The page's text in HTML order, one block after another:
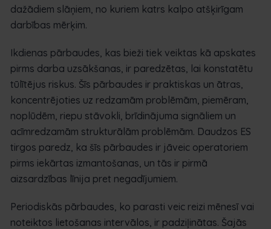
dažādiem slāņiem, no kuriem katrs kalpo atšķirīgam
darbības mērķim.
Ikdienas pārbaudes, kas bieži tiek veiktas kā apskates
pirms darba uzsākšanas, ir paredzētas, lai konstatētu
tūlītējus riskus. Šīs pārbaudes ir praktiskas un ātras,
koncentrējoties uz redzamām problēmām, piemēram,
noplūdēm, riepu stāvokli, brīdinājuma signāliem un
acīmredzamām strukturālām problēmām. Daudzos ES
tirgos paredz, ka šīs pārbaudes ir jāveic operatoriem
pirms iekārtas izmantošanas, un tās ir pirmā
aizsardzības līnija pret negadījumiem.
Periodiskās pārbaudes, ko parasti veic reizi mēnesī vai
noteiktos lietošanas intervālos, ir padziļinātas. Šajās